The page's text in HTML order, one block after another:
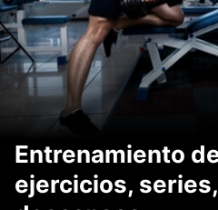
Entrenamiento
ejercicios,